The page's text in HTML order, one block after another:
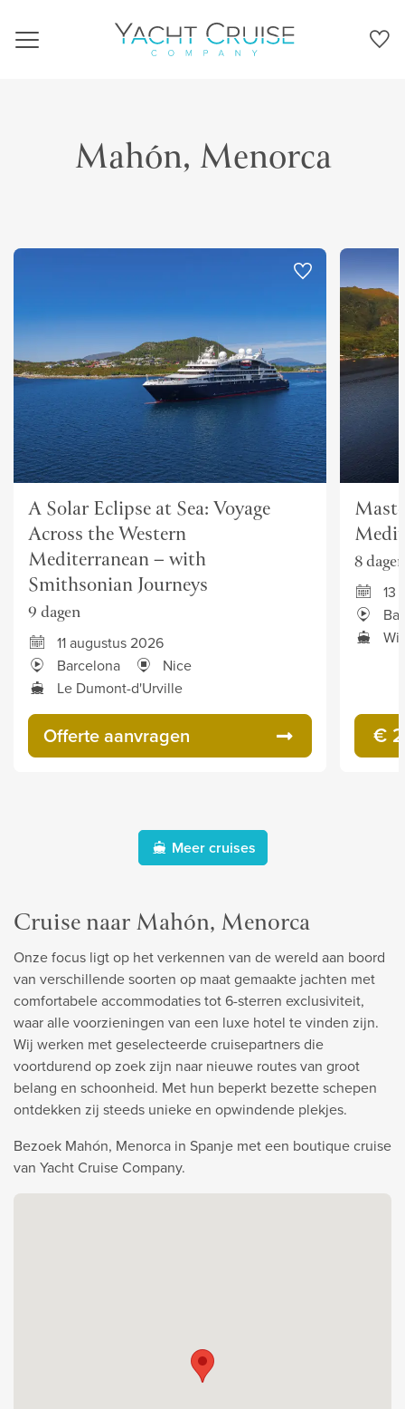
Navigation
Mahón, Menorca
A Solar Eclipse at Sea: Voyage
Across the Western
Mediterranean – with
Smithsonian Journeys
9 dagen
11 augustus 2026
Barcelona
Nice
Le Dumont-d'Urville
Offerte aanvragen
8 dagen
13
€
Meer cruises
Cruise naar Mahón, Menorca
Onze focus ligt op het verkennen van de wereld aan boord
van verschillende soorten op maat gemaakte jachten met
comfortabele accommodaties tot 6-sterren exclusiviteit,
waar alle voorzieningen van een luxe hotel te vinden zijn.
Wij werken met geselecteerde cruisepartners die
voortdurend op zoek zijn naar nieuwe routes van groot
belang en schoonheid. Met hun beperkt bezette schepen
ontdekken zij steeds unieke en opwindende plekjes.
Bezoek Mahón, Menorca in Spanje met een boutique cruise
van Yacht Cruise Company.